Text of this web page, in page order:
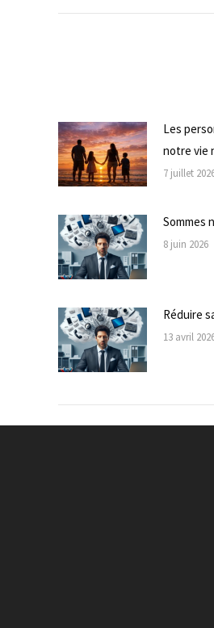
commentaire
Les
notre vie
7 juillet
Sommes
8 juin 2026
Réduire
13 avril